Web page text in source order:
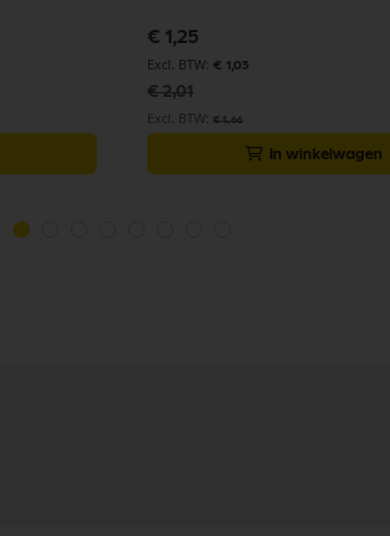
Speciale
prijs
€ 1,25
€ 1,03
€ 2,01
€ 1,66
In winkelwagen